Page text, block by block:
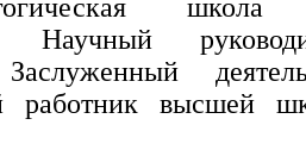
школа
Научный
Заслуженный
работник высшей